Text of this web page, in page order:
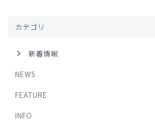
カテゴリ
新着情報
NEWS
FEATURE
INFO